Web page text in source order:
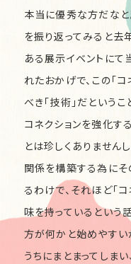
本当に優秀な方だなと
を振り返ってみると去
ある展示イベントにて
れたおかげで、この｢コ
べき｢技術｣だというこ
コネクションを強化す
とは珍しくありませんし
関係を構築する為にそ
るわけで、それほど｢
味を持っているという
方が何かと始めやすい
うちにまとまってしまい